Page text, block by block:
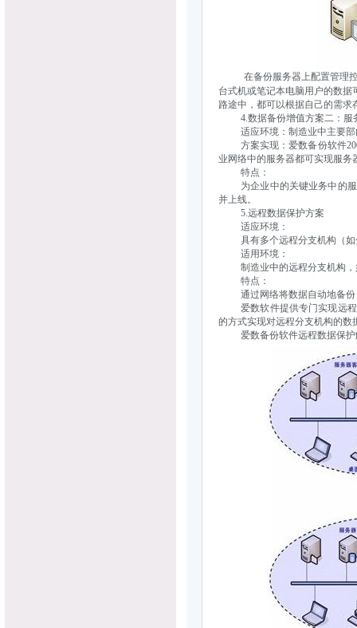
在备份服务器上配置管理
台式机或笔记本电脑用户的数
路途中，都可以根据自己的需求
4.数据备份增值方案二：服
适应环境：制造业中主要部
方案实现：爱数备份软件
业网络中的服务器都可实现服务
特点：
为企业中的关键业务中的服
并上线。
5.远程数据保护方案
适应环境：
具有多个远程分支机构（如
适用环境：
制造业中的远程分支机构，
特点：
通过网络将数据自动地备份
爱数软件提供专门实现远程
的方式实现对远程分支机构的数
爱数备份软件远程数据保护